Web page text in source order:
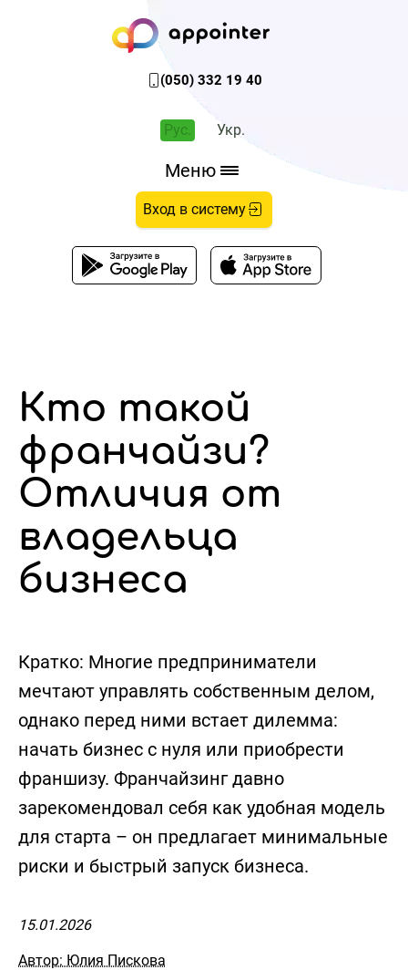
(050) 332 19 40
Рус. Укр.
Меню
Вход в систему
Кто такой
франчайзи?
Отличия от
владельца
бизнеса
Кратко: Многие предприниматели
мечтают управлять собственным делом,
однако перед ними встает дилемма:
начать бизнес с нуля или приобрести
франшизу. Франчайзинг давно
зарекомендовал себя как удобная модель
для старта – он предлагает минимальные
риски и быстрый запуск бизнеса.
15.01.2026
Автор: Юлия Пискова